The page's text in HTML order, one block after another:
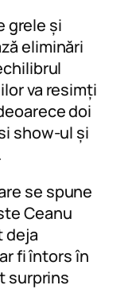
grele și
eliminări
va resimți
doi
show-ul și
se spune
Ceanu
deja
fi întors în
surprins